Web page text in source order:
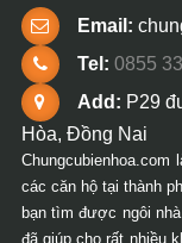
Email:
Tel: 0855
Add: P29
Hòa, Đồng Nai
các căn hộ tại thành
bạn tìm được ngôi
đã giúp cho rất nhiều